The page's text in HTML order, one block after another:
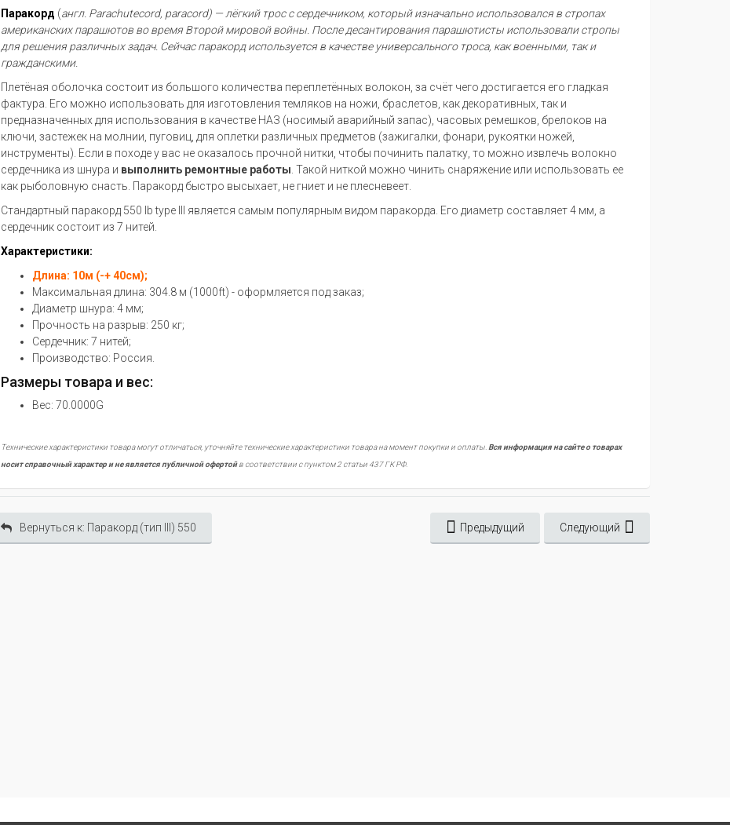
Паракорд (англ. Parachutecord, paracord) — лёгкий трос с сердечником, который изначально использовался в стропах
американских парашютов во время Второй мировой войны. После десантирования парашютисты использовали стропы
для решения различных задач. Сейчас паракорд используется в качестве универсального троса, как военными, так и
гражданскими.
Плетёная оболочка состоит из большого количества переплетённых волокон, за счёт чего достигается его гладкая
фактура. Его можно использовать для изготовления темляков на ножи, браслетов, как декоративных, так и
предназначенных для использования в качестве НАЗ (носимый аварийный запас), часовых ремешков, брелоков на
ключи, застежек на молнии, пуговиц, для оплетки различных предметов (зажигалки, фонари, рукоятки ножей,
инструменты). Если в походе у вас не оказалось прочной нитки, чтобы починить палатку, то можно извлечь волокно
сердечника из шнура и выполнить ремонтные работы. Такой ниткой можно чинить снаряжение или использовать ее
как рыболовную снасть. Паракорд быстро высыхает, не гниет и не плесневеет.
Стандартный паракорд 550 lb type III является самым популярным видом паракорда. Его диаметр составляет 4 мм, а
сердечник состоит из 7 нитей.
Характеристики:
Длина: 10м (-+ 40см);
Максимальная длина: 304.8 м (1000ft) - оформляется под заказ;
Диаметр шнура: 4 мм;
Прочность на разрыв: 250 кг;
Сердечник: 7 нитей;
Производство: Россия.
Размеры товара и вес:
Вес: 70.0000G
Технические характеристики товара могут отличаться, уточняйте технические характеристики товара на момент покупки и оплаты.Вся информация на сайте о товарах
носит справочный характер и не является публичной офертойв соответствии с пунктом 2 статьи 437 ГК РФ.
Вернуться к: Паракорд (тип III) 550 Предыдущий Следующий